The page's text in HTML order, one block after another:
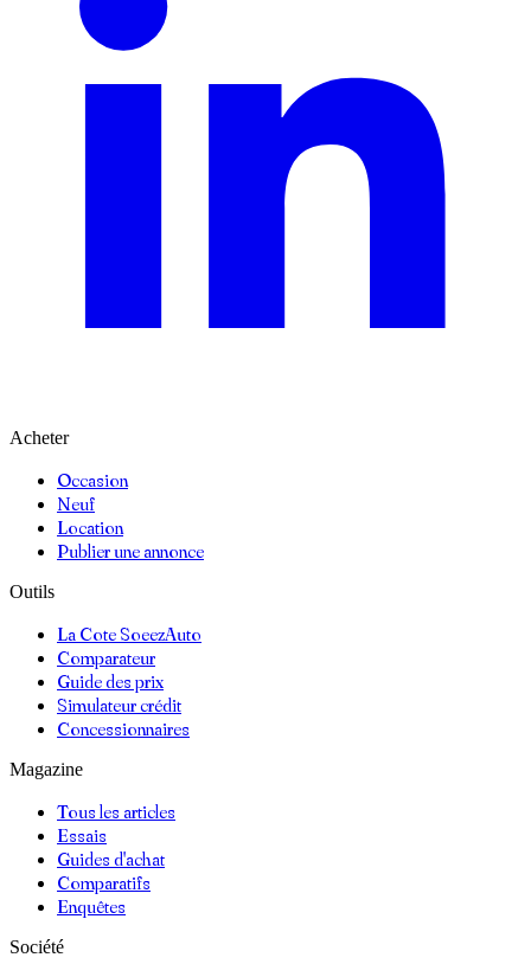
Acheter
Occasion
Neuf
Location
Publier une annonce
Outils
La Cote SoeezAuto
Comparateur
Guide des prix
Simulateur crédit
Concessionnaires
Magazine
Tous les articles
Essais
Guides d'achat
Comparatifs
Enquêtes
Société